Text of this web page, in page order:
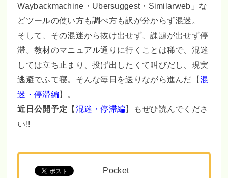
Waybackmachine・Ubersuggest・Similarweb」な
どツールの使い方も調べ方も訳が分からず混迷。
そして、その混迷から抜け出せず、課題が出せず停
滞。教材のマニュアル通りに行くことは稀で、混迷
しては立ち止まり、投げ出したくて叫びだし、現実
逃避でふて寝。そんな毎日を送りながら進んだ【混
迷・停滞編】。
近日公開予定 【混迷・停滞編】もぜひ読んでくださ
い!!
Pocket